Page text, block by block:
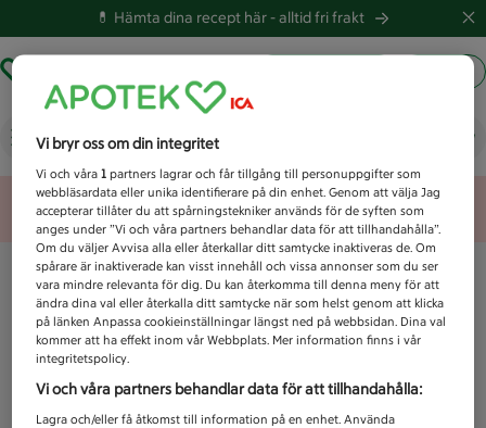
💊 Hämta dina recept här -alltid fri frakt
Vad letar du efter idag?
Unknown error
Vi bryr oss om din integritet
Vi och våra1 partners lagrar och får tillgång till personuppgifter som
webbläsardata eller unika identifierare på din enhet. Genom att välja Jag
accepterar tillåter du att spårningstekniker används för de syften som
anges under ”Vi och våra partners behandlar data för att tillhandahålla”.
Om du väljer Avvisa alla eller återkallar ditt samtycke inaktiveras de. Om
spårare är inaktiverade kan visst innehåll och vissa annonser som du ser
vara mindre relevanta för dig. Du kan återkomma till denna meny för att
ändra dina val eller återkalla ditt samtycke när som helst genom att klicka
på länken Anpassa cookieinställningar längst ned på webbsidan. Dina val
kommer att ha effekt inom vår Webbplats. Mer information finns i vår
integritetspolicy.
Vi och våra partners behandlar data för att tillhandahålla:
Lagra och/eller få åtkomst till information på en enhet. Använda